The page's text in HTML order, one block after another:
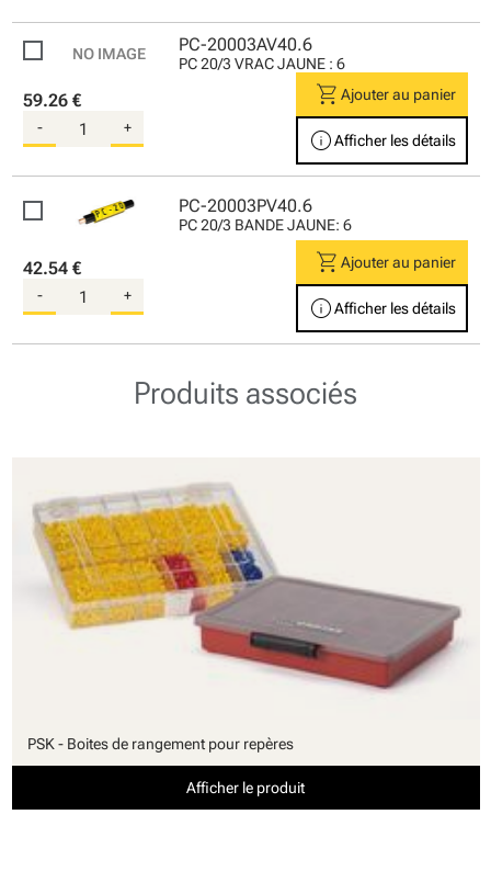
PC-20003AV40.6
PC 20/3 VRAC JAUNE : 6
59.26 €
- +
shopping_cart Ajouter au panier
infoAfficher les détails
PC-20003PV40.6
PC 20/3 BANDE JAUNE: 6
42.54 €
- +
shopping_cart Ajouter au panier
infoAfficher les détails
Produits associés
PSK - Boites de rangement pour repères
Afficher le produit